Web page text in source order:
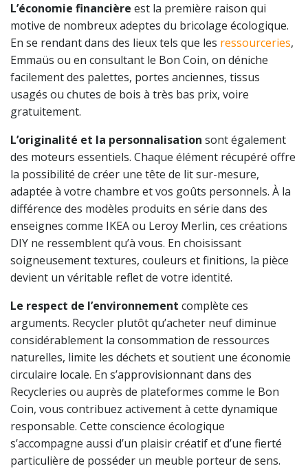
L’économie financière est la première raison qui
motive de nombreux adeptes du bricolage écologique.
En se rendant dans des lieux tels que les ressourceries,
Emmaüs ou en consultant le Bon Coin, on déniche
facilement des palettes, portes anciennes, tissus
usagés ou chutes de bois à très bas prix, voire
gratuitement.
L’originalité et la personnalisation sont également
des moteurs essentiels. Chaque élément récupéré offre
la possibilité de créer une tête de lit sur-mesure,
adaptée à votre chambre et vos goûts personnels. À la
différence des modèles produits en série dans des
enseignes comme IKEA ou Leroy Merlin, ces créations
DIY ne ressemblent qu’à vous. En choisissant
soigneusement textures, couleurs et finitions, la pièce
devient un véritable reflet de votre identité.
Le respect de l’environnement complète ces
arguments. Recycler plutôt qu’acheter neuf diminue
considérablement la consommation de ressources
naturelles, limite les déchets et soutient une économie
circulaire locale. En s’approvisionnant dans des
Recycleries ou auprès de plateformes comme le Bon
Coin, vous contribuez activement à cette dynamique
responsable. Cette conscience écologique
s’accompagne aussi d’un plaisir créatif et d’une fierté
particulière de posséder un meuble porteur de sens.